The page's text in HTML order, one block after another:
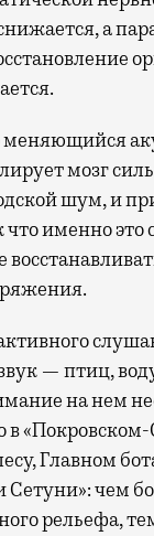
а
меняющийся
мозг
шум, и
именно это
— птиц,
на нем
Главном
Сетуни»: чем
рельефа,